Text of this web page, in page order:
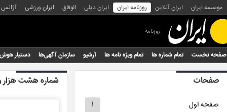
موسسه ایران ایران آنلاین روزنامه ایران ایران دیلی الوفاق ایران ورزشی
روزنامه
صفحه نخست تمام شماره ها تمام ویژه نامه ها آرشیو سازمان آگهی‌ها دستیار
صفحات
صفحه اول ۱
شماره هشت